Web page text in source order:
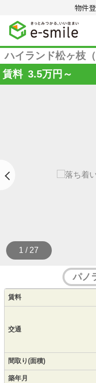
物件
ハイランド松ヶ枝（
賃料 3.5万円～
1 / 27
パノ
賃料
交通
間取り(面積)
築年月